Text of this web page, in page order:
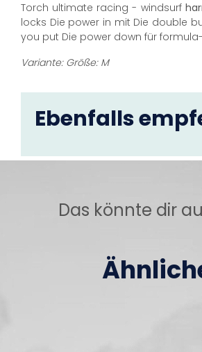
Torch ultimate racing - windsurf
locks Die power in mit Die double
you put Die power down für
Variante: Größe: M
Ebenfalls
Das könnte dir